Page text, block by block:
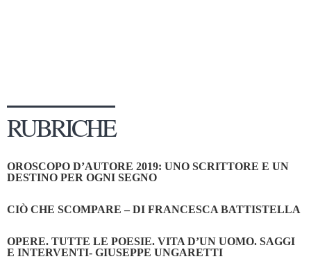
Tabù Festival 2014
A Tutto Volume
Marketing
RUBRICHE
OROSCOPO D’AUTORE 2019: UNO SCRITTORE E UN
DESTINO PER OGNI SEGNO
CIÒ CHE SCOMPARE – DI FRANCESCA BATTISTELLA
OPERE. TUTTE LE POESIE. VITA D’UN UOMO. SAGGI
E INTERVENTI- GIUSEPPE UNGARETTI